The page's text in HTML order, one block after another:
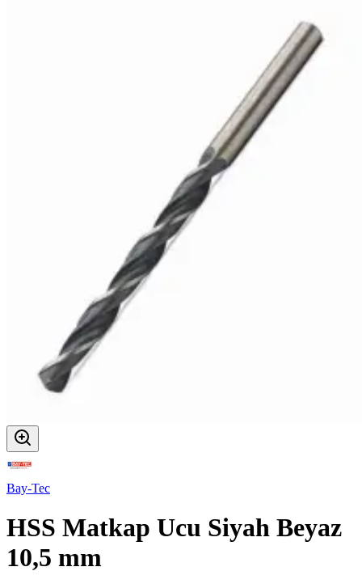
Bay-Tec
HSS Matkap Ucu Siyah Beyaz
10,5 mm